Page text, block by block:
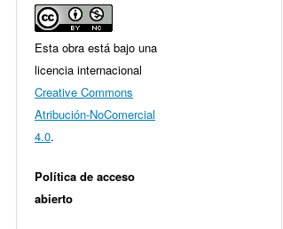
Esta obra está bajo una
licencia internacional
Creative Commons
Atribución-NoComercial
4.0.
Política de acceso
abierto